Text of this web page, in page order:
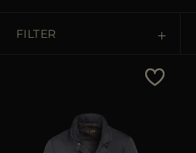
FILTER
Prix Décroissant